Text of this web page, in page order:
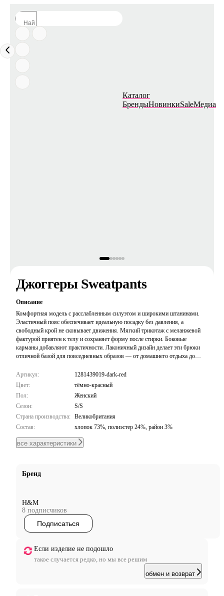
Каталог
БрендыНовинкиSaleМедиа
Джоггеры Sweatpants
Описание
Комфортная модель с расслабленным силуэтом и широкими штанинами.
Эластичный пояс обеспечивает идеальную посадку без давления, а
свободный крой не сковывает движения. Мягкий трикотаж с меланжевой
фактурой приятен к телу и сохраняет форму после стирки. Боковые
карманы добавляют практичности. Лаконичный дизайн делает эти брюки
отличной базой для повседневных образов — от домашнего отдыха до
Артикул:
1281439019-dark-red
Цвет:
тёмно-красный
Пол:
Женский
Сезон:
S/S
Страна производства: Великобритания
Состав:
хлопок 73%, полиэстер 24%, район 3%
все характеристики
Бренд
H&M
8 подписчиков
Подписаться
Если изделие не подошло
такое случается редко, но мы все решим
обмен и возврат